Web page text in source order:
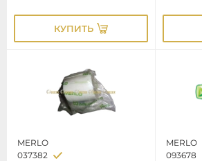
КУПИТЬ
MERLO
037382
MERLO
093678